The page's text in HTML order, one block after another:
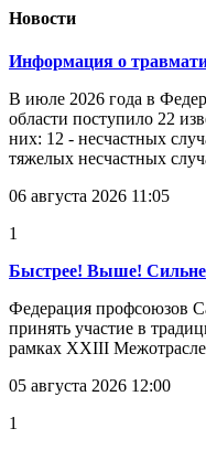
Новости
Информация о
В июле 2026 года в
области поступило 22
них: 12 - несчастных
тяжелых несчастных
06 августа 2026 11:05
1
Быстрее! Выше!
Федерация профсоюзов
принять участие в
рамках XXIII
05 августа 2026 12:00
1